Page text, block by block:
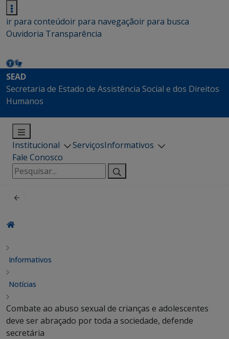
ir para conteúdoir para navegaçãoir para busca
Ouvidoria Transparência
SEAD
Secretaria de Estado de Assistência Social e dos Direitos
Humanos
Institucional ServiçosInformativos
Fale Conosco
Pesquisar
por:
Informativos
Notícias
Combate ao abuso sexual de crianças e adolescentes
deve ser abraçado por toda a sociedade, defende
secretária